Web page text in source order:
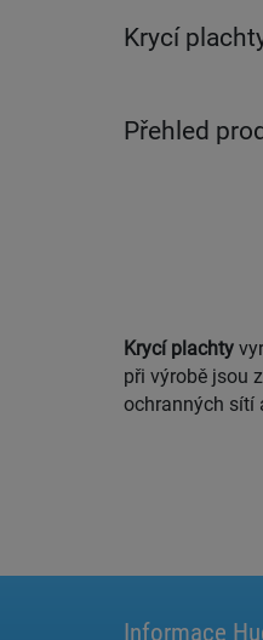
Krycí
Přehled
Krycí plachty
při výrobě jsou
ochranných sítí
Informace